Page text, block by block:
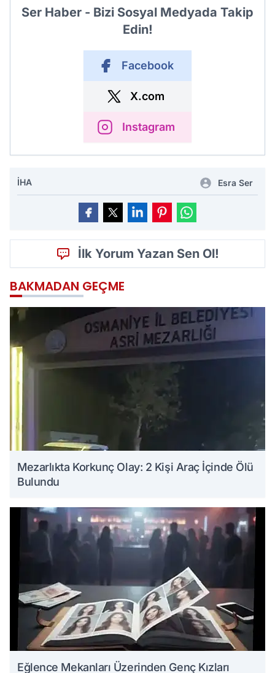
Ser Haber - Bizi Sosyal Medyada Takip
Edin!
Facebook
X.com
Instagram
İHA Esra Ser
İlk Yorum Yazan Sen Ol!
BAKMADAN GEÇME
Mezarlıkta Korkunç Olay: 2 Kişi Araç İçinde Ölü
Bulundu
Eğlence Mekanları Üzerinden Genç Kızları